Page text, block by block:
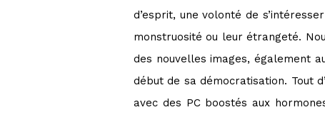
d’esprit, une volonté de
monstruosité ou leur étrangeté.
des nouvelles images, également
début de sa démocratisation. Tout
avec des PC boostés aux